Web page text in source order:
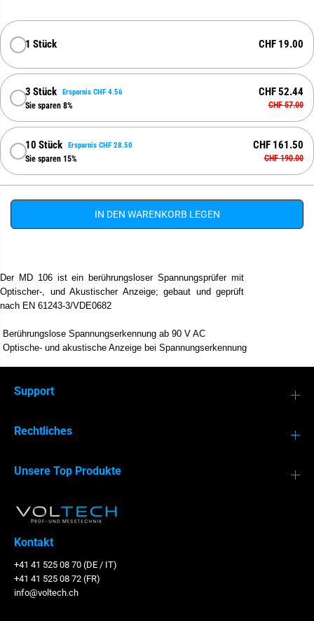
MI 3365 MI 3155
P
R
1 Stück CHF 19.00
3 Stück Ersparnis CHF 4.56
Sie sparen 8%
CHF 52.44
CHF 57.00
10 Stück Ersparnis CHF 28.50
Sie sparen 15%
CHF 161.50
CHF 190.00
IN DEN WARENKORB LEGEN
Der MD 106 ist ein berührungsloser Spannungsprüfer mit
Optischer-, und Akustischer Anzeige; gebaut und geprüft
nach EN 61243-3/VDE0682
Berührungslose Spannungserkennung ab 90 V AC
Optische- und akustische Anzeige bei Spannungserkennung
Support
Rechtliches
Unsere Top Produkte
Kontakt
+41 41 525 08 70 (DE / IT)
+41 41 525 08 72 (FR)
info@voltech.ch